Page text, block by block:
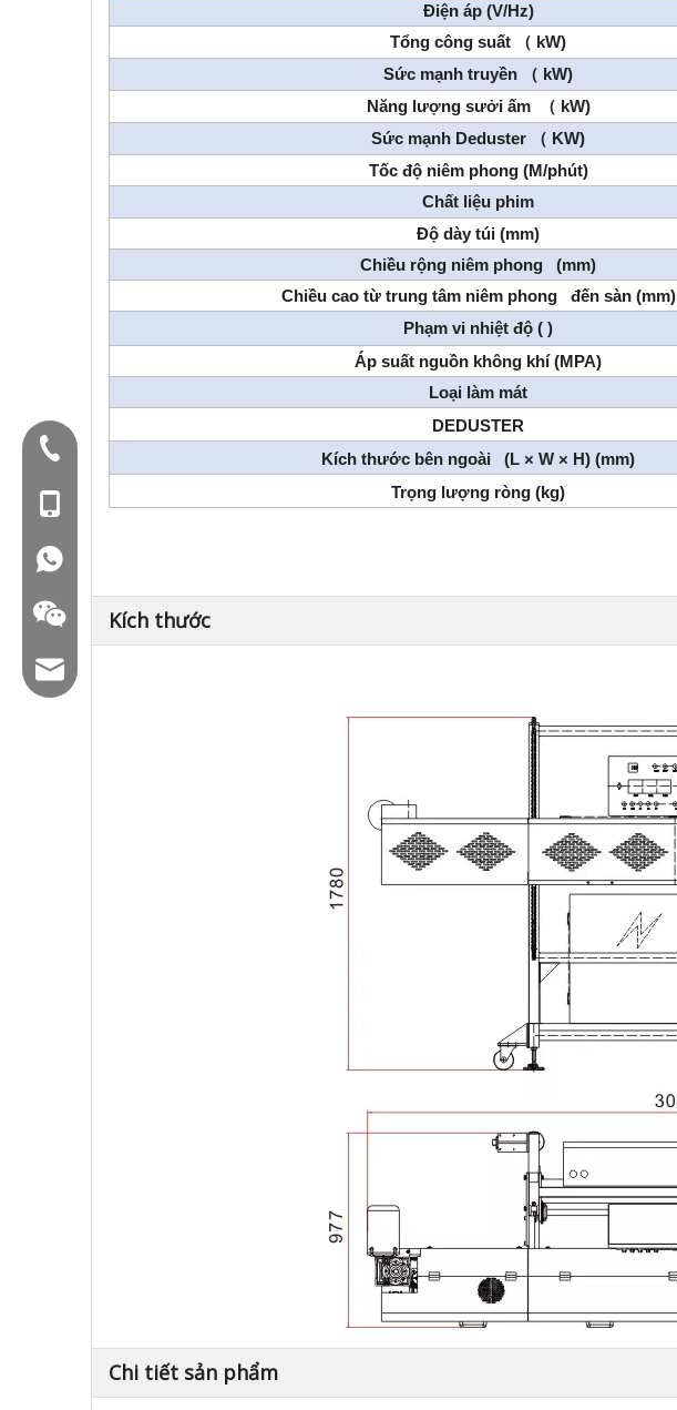
Điện áp (V/Hz)
Tổng công suất
（ kW)
Sức mạnh truyền
（ kW)
Năng lượng sưởi ấm
（ kW)
Sức mạnh Deduster
（ KW)
Tốc độ niêm phong (M/phút)
Chất liệu phim
Độ dày túi (mm)
Chiều rộng niêm phong (mm)
Chiều cao từ trung tâm niêm phong đến sàn (mm)
Phạm vi nhiệt độ ( )
Áp suất nguồn không khí (MPA)
Loại làm mát
DEDUSTER
Kích thước bên ngoài (L × W × H) (mm)
Trọng lượng ròng (kg)
Kích thước
Chi tiết sản phẩm
Điện thoại:+86-577-88627766
Mob: +86-18858715170